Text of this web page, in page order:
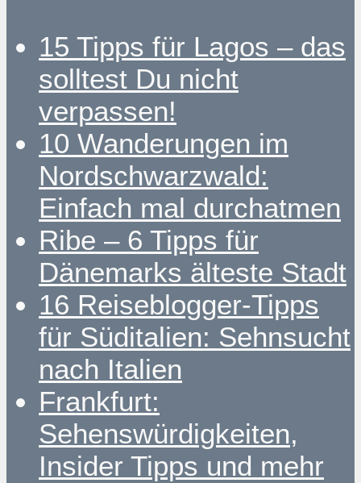
15 Tipps für Lagos – das
solltest Du nicht
verpassen!
10 Wanderungen im
Nordschwarzwald:
Einfach mal durchatmen
Ribe – 6 Tipps für
Dänemarks älteste Stadt
16 Reiseblogger-Tipps
für Süditalien: Sehnsucht
nach Italien
Frankfurt:
Sehenswürdigkeiten,
Insider Tipps und mehr